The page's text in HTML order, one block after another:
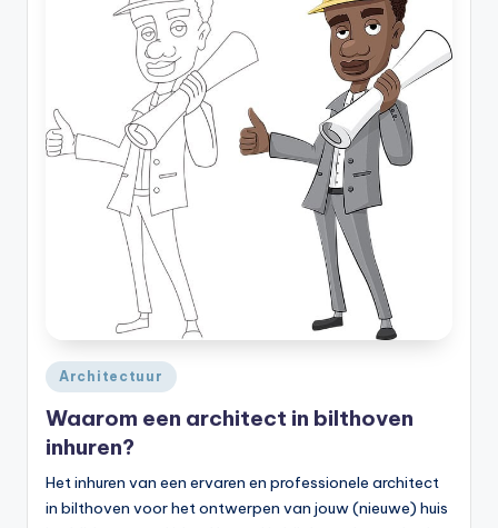
Geplaatst
in
Architectuur
Waarom een architect in bilthoven
inhuren?
Het inhuren van een ervaren en professionele architect
in bilthoven voor het ontwerpen van jouw (nieuwe) huis